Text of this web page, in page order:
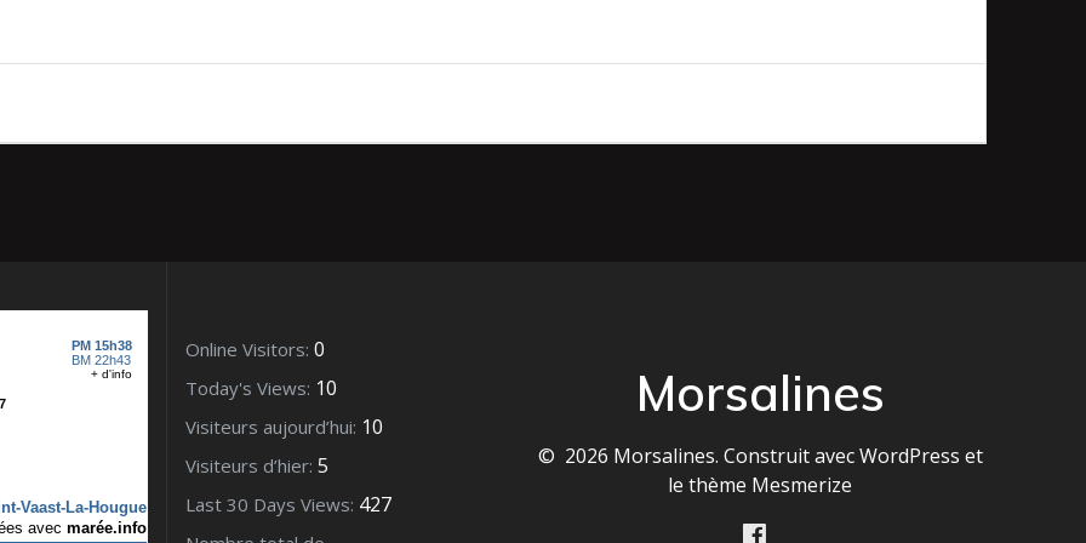
Online Visitors: 0
Today's Views: 10
Visiteurs aujourd’hui: 10
Visiteurs d’hier: 5
Last 30 Days Views: 427
Morsalines
© 2026 Morsalines. Construit avec WordPress et
lethème Mesmerize